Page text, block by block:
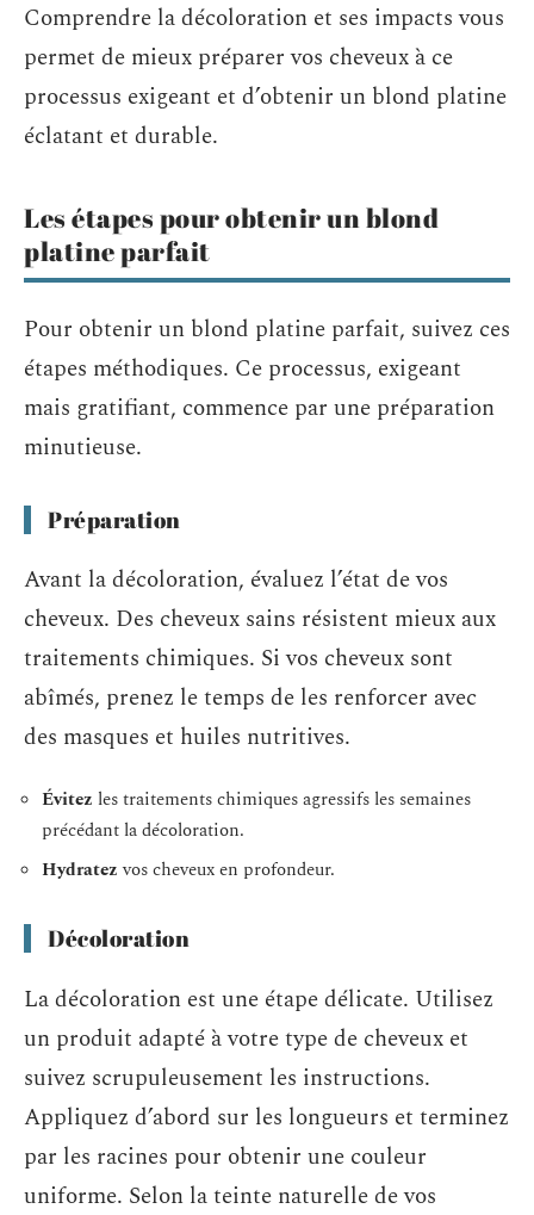
Comprendre la décoloration et ses impacts vous
permet de mieux préparer vos cheveux à ce
processus exigeant et d’obtenir un blond platine
éclatant et durable.
Les étapes pour obtenir un blond
platine parfait
Pour obtenir un blond platine parfait, suivez ces
étapes méthodiques. Ce processus, exigeant
mais gratifiant, commence par une préparation
minutieuse.
Préparation
Avant la décoloration, évaluez l’état de vos
cheveux. Des cheveux sains résistent mieux aux
traitements chimiques. Si vos cheveux sont
abîmés, prenez le temps de les renforcer avec
des masques et huiles nutritives.
Évitez les traitements chimiques agressifs les semaines
précédant la décoloration.
Hydratezvos cheveux en profondeur.
Décoloration
La décoloration est une étape délicate. Utilisez
un produit adapté à votre type de cheveux et
suivez scrupuleusement les instructions.
Appliquez d’abord sur les longueurs et terminez
par les racines pour obtenir une couleur
uniforme. Selon la teinte naturelle de vos